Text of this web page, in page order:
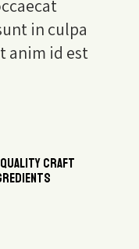
in culpa
anim id est
CRAFT